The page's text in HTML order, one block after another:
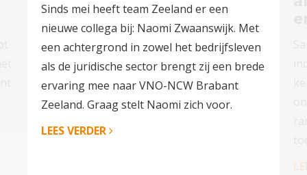
Sinds mei heeft team Zeeland er een
nieuwe collega bij: Naomi Zwaanswijk. Met
een achtergrond in zowel het bedrijfsleven
als de juridische sector brengt zij een brede
ervaring mee naar VNO-NCW Brabant
Zeeland. Graag stelt Naomi zich voor.
LEES VERDER